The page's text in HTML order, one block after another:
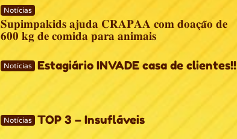
Notícias
𝐒𝐮𝐩𝐢𝐦𝐩𝐚𝐤𝐢𝐝𝐬 𝐚𝐣𝐮𝐝𝐚 𝐂𝐑𝐀𝐏𝐀𝐀 𝐜𝐨𝐦 𝐝𝐨𝐚𝐜̧𝐚̃𝐨 𝐝𝐞
𝟔𝟎𝟎 𝐤𝐠 𝐝𝐞 𝐜𝐨𝐦𝐢𝐝𝐚 𝐩𝐚𝐫𝐚 𝐚𝐧𝐢𝐦𝐚𝐢𝐬
Notícias Estagiário INVADE casa de clientes!!
Notícias TOP 3 – Insufláveis